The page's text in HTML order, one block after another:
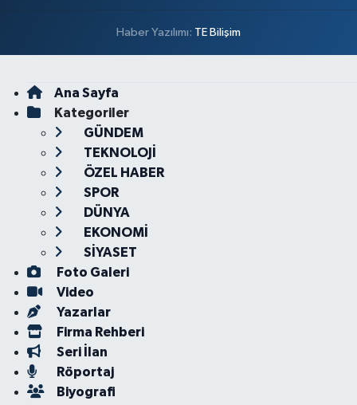
Haber Yazılımı: TE Bilişim
Ana Sayfa
Kategoriler
GÜNDEM
TEKNOLOJİ
ÖZEL HABER
SPOR
DÜNYA
EKONOMİ
SİYASET
Foto Galeri
Video
Yazarlar
Firma Rehberi
Seri İlan
Röportaj
Biyografi